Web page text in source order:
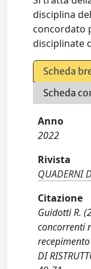
disciplina
concordato
disciplinate
Scheda
Scheda
Anno
2022
Rivista
QUADERNI
Citazione
Guidotti R.
concorrenti
DI